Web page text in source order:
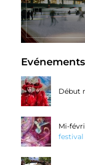
Début
Mi-